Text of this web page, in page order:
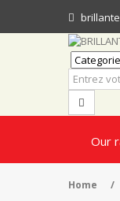
Our
Home /